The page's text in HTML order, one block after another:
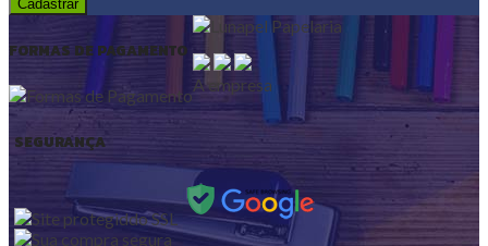
FORMAS DE PAGAMENTO
SEGURANÇA
A empresa